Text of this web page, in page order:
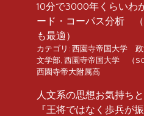
10分で3000年くらい
ード・コーパス分析
も最適）
カテゴリ: 西園寺帝国大学 政
文学部, 西園寺帝国大学 （
西園寺帝大附属高
人文系の思想お気持ち
『王将ではなく歩兵が